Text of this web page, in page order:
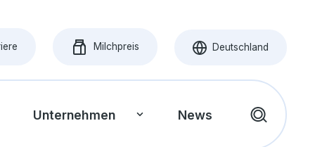
Unternehmen News Suchen
Milchpreis
A11YSelectLanguage
A11YCurrentLanguage
Deutschland